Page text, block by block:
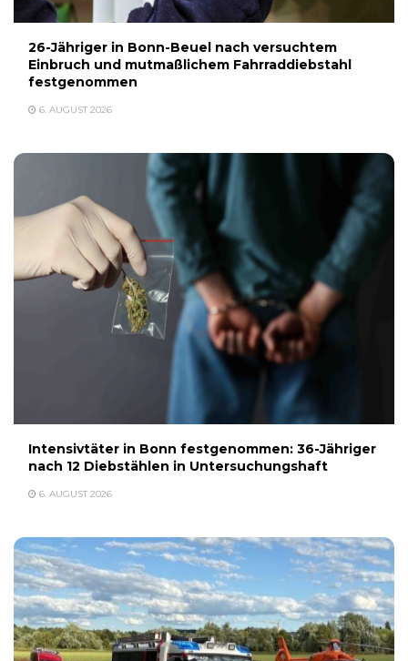
26-Jähriger in Bonn-Beuel nach versuchtem
Einbruch und mutmaßlichem Fahrraddiebstahl
festgenommen
6. AUGUST 2026
Intensivtäter in Bonn festgenommen: 36-Jähriger
nach 12 Diebstählen in Untersuchungshaft
6. AUGUST 2026